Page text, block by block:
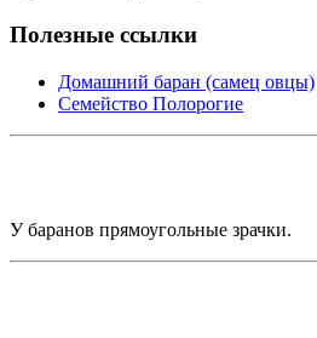
Полезные ссылки
Домашний баран (самец овцы)
Семейство Полорогие
У баранов прямоугольные зрачки.